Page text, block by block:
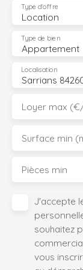
Location
Type d'offre
Appartement
Type de bien
Sarrians
Localisation
Loyer max
Surface min
Pièces min
J'accepte
souhaitez
vous